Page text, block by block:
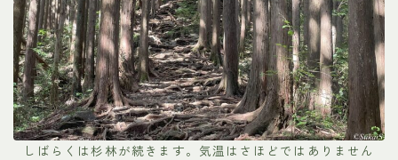
しばらくは杉林が続きます。気温はさほどではありません